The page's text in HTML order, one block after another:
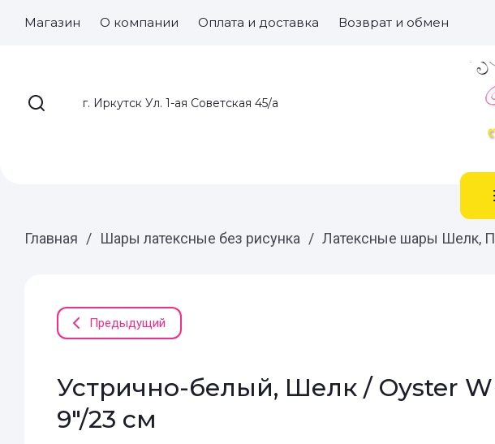
Магазин О компании Оплата и доставка Возврат и обмен
г. Иркутск Ул. 1-ая Советская 45/а
Главная / Шары латексные без рисунка / Латексные шары Шелк,
Предыдущий
Устрично-белый, Шелк / Oyster
9"/23 см